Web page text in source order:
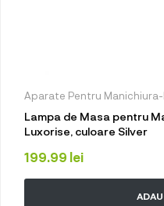
Aparate Pentru
Lampa de Masa pentru
Luxorise, culoare Silver
199.99 lei